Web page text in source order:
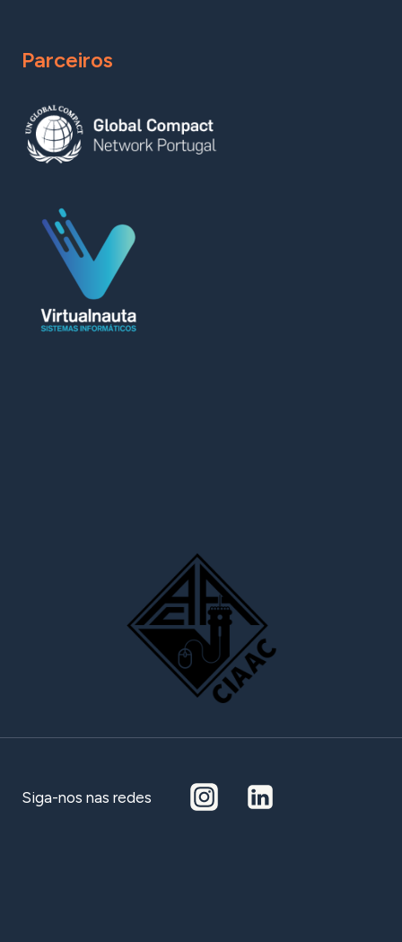
Parceiros
Siga-nos nas redes